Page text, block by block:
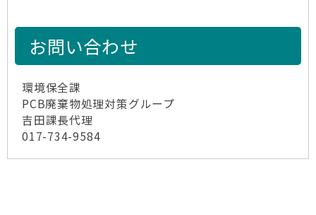
お問い合わせ
環境保全課
PCB廃棄物処理対策グループ
吉田課長代理
017-734-9584